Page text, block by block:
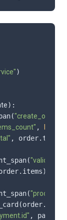
)
):
"create_order"
,
, order.total)
,